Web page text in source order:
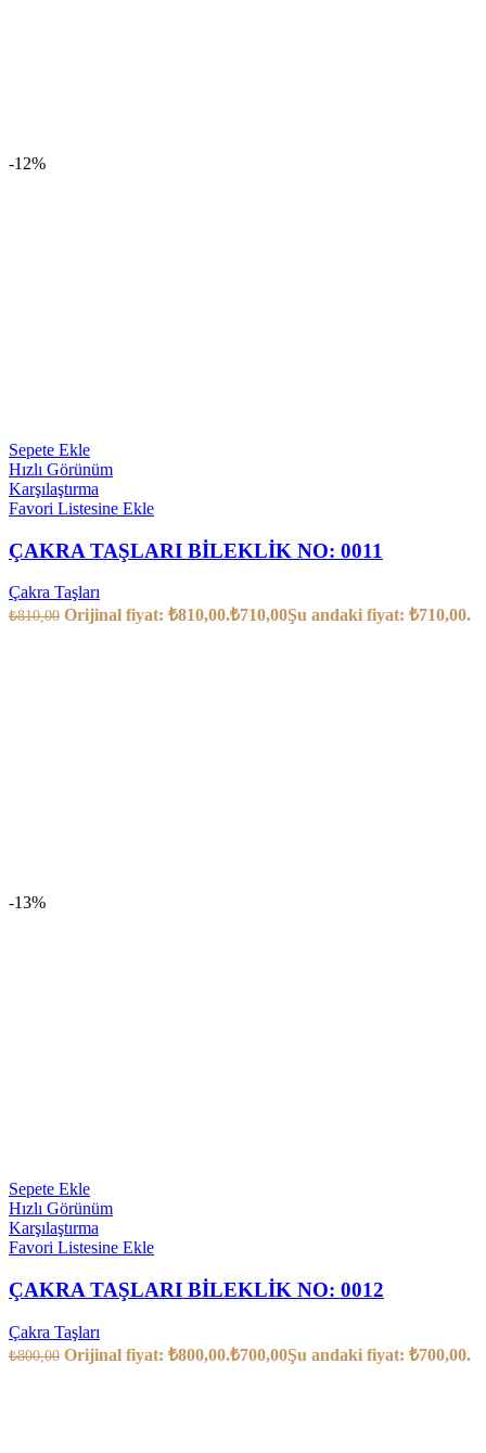
-12%
Sepete Ekle
Hızlı Görünüm
Karşılaştırma
Favori Listesine Ekle
ÇAKRA TAŞLARI BİLEKLİK NO: 0011
Çakra Taşları
₺810,00 Orijinal fiyat: ₺810,00.₺710,00Şu andaki fiyat: ₺710,00.
-13%
Sepete Ekle
Hızlı Görünüm
Karşılaştırma
Favori Listesine Ekle
ÇAKRA TAŞLARI BİLEKLİK NO: 0012
Çakra Taşları
₺800,00 Orijinal fiyat: ₺800,00.₺700,00Şu andaki fiyat: ₺700,00.